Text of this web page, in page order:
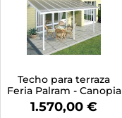
Techo para terraza
Feria Palram - Canopia
3 x 5,46 m blanco
1.570,00 €